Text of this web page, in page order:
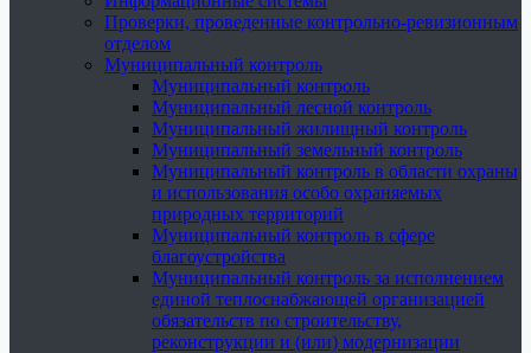
Проверки, проведенные контрольно-ревизионным
отделом
Муниципальный контроль
Муниципальный контроль
Муниципальный лесной контроль
Муниципальный жилищный контроль
Муниципальный земельный контроль
Муниципальный контроль в области охраны
и использования особо охраняемых
природных территорий
Муниципальный контроль в сфере
благоустройства
Муниципальный контроль за исполнением
единой теплоснабжающей организацией
обязательств по строительству,
реконструкции и (или) модернизации